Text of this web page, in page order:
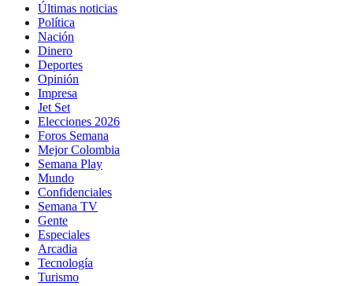
Últimas noticias
Política
Nación
Dinero
Deportes
Opinión
Impresa
Jet Set
Elecciones 2026
Foros Semana
Mejor Colombia
Semana Play
Mundo
Confidenciales
Semana TV
Gente
Especiales
Arcadia
Tecnología
Turismo